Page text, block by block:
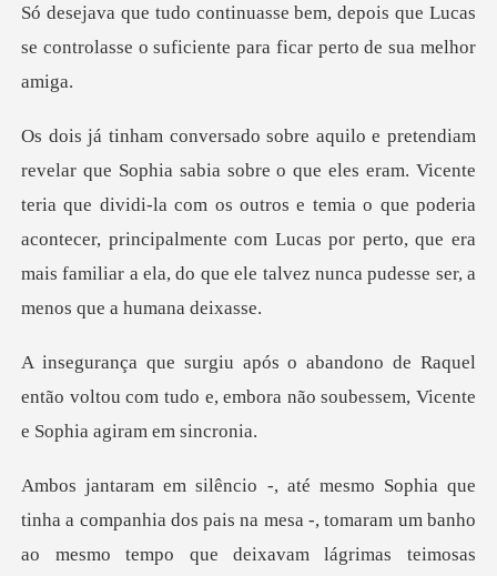
Só desejava que tudo cont
Vicente
teria que dividi-la com os outros e temia o que poderia
acontecer, principalmente com Lucas por
aquel
então voltou com tudo e, embora não sou
mesmo tempo que deixavam lágrimas teimosas